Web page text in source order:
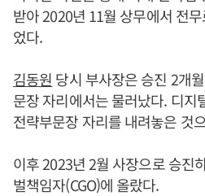
받아 2020년 11월 상무에서 전
었다.
김동원 당시 부사장은 승진 2개
문장 자리에서는 물러났다. 디지
전략부문장 자리를 내려놓은 것
이후 2023년 2월 사장으로 승진
벌책임자(CGO)에 올랐다.